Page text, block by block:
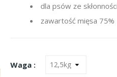
dla psów ze
zawartość mięsa 75%
Waga :